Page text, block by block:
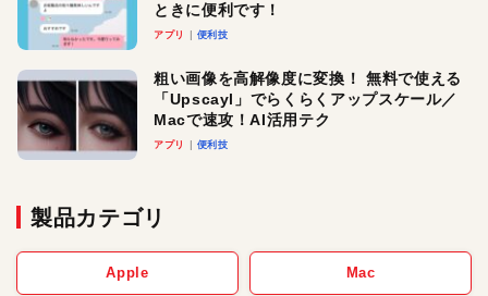
ときに便利です！
アプリ 便利技
粗い画像を高解像度に変換！ 無料で使える
「Upscayl」でらくらくアップスケール／
Macで速攻！AI活用テク
アプリ 便利技
製品カテゴリ
Apple Mac